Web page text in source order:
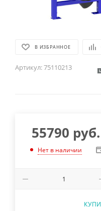
В ИЗБРАННОЕ
Артикул:75110213
55790 руб.
Нет в наличии